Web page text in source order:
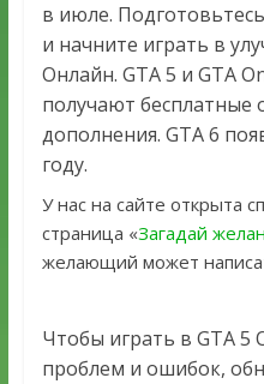
в июле.
и начните играть в
Онлайн. GTA 5 и GTA
получают бесплатные
дополнения. GTA 6
году.
У нас на сайте открыта
страница «Загадай
желающий может
Чтобы играть в GTA 5
проблем и ошибок,